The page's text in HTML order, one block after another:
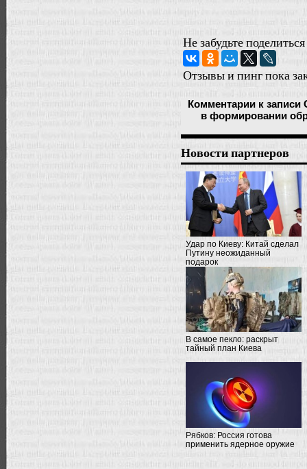
Не забудьте
Отзывы и пинг пока
Комментарии к
в формировании
Новости партнеров
Удар по Киеву: Китай сделал
Путину неожиданный
подарок
В самое пекло: раскрыт
тайный план Киева
Рябков: Россия готова
применить ядерное оружие